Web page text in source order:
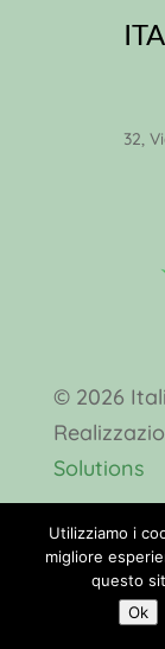
32,
© 2026
Solutions
Utilizziamo i
migliore
questo
Ok